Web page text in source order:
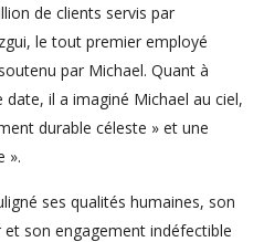
de clients servis par
le tout premier employé
par Michael. Quant à
il a imaginé Michael au ciel,
durable céleste » et une
».
ses qualités humaines, son
son engagement indéfectible